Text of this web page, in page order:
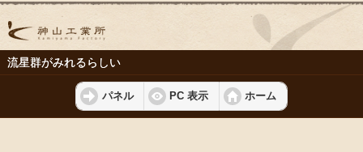
流星群がみれるらしい
パネル PC 表示 ホーム